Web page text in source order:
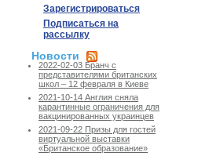
Зарегистрироваться
Подписаться на
рассылку
Новости
2022-02-03 Бранч с
представителями британских
школ – 12 февраля в Киеве
2021-10-14 Англия сняла
карантинные ограничения для
вакцинированных украинцев
2021-09-22 Призы для гостей
виртуальной выставки
«Британское образование»